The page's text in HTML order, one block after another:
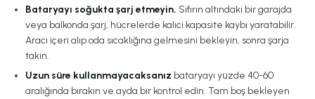
Bataryayı soğukta şarj etmeyin. Sıfırın altındaki bir garajda
veya balkonda şarj, hücrelerde kalıcı kapasite kaybı yaratabilir.
Aracı içeri alıp oda sıcaklığına gelmesini bekleyin, sonra şarja
takın.
Uzun süre kullanmayacaksanız bataryayı yüzde 40-60
aralığında bırakın ve ayda bir kontrol edin. Tam boş bekleyen